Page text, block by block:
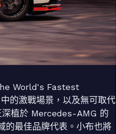
World's Fastest
的激戰場景，以及無可取代
植於 Mercedes-AMG 的
的最佳品牌代表。小布也將